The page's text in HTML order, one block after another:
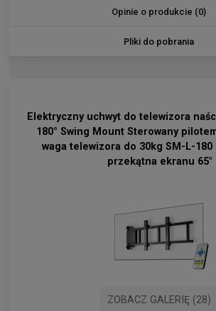
Opinie o produkcie (0)
Pliki do pobrania
Elektryczny uchwyt do telewizora
180° Swing Mount Sterowany
waga telewizora do 30kg SM-L-180
przekątna ekranu 65"
ZOBACZ GALERIĘ (28)